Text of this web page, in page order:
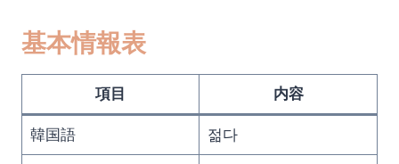
基本情報表
項目 内容
韓国語 젊다